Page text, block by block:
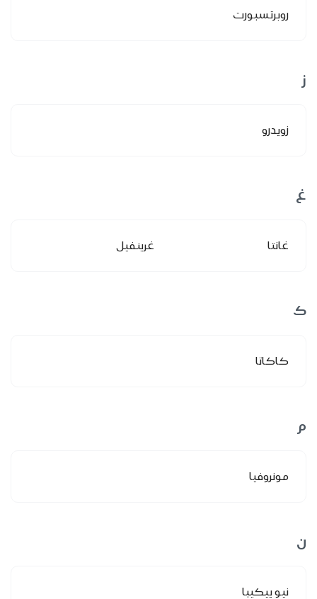
روبرتسبورت
ز
زويدرو
غ
غانتا غرينفيل
ك
كاكاتا
م
مونروفيا
ن
نيو ييكيبا